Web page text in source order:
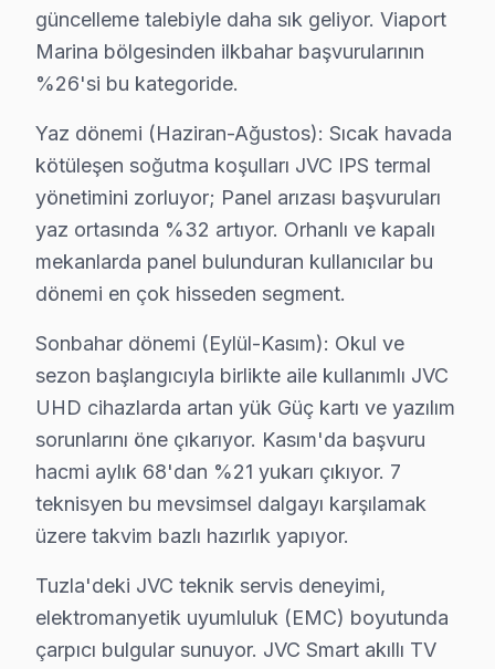
En Çok Etkilenilen Modeller:
JVC LT-50C660 serisi.
Bu sorunlar, Tuzla'daki JVC televizyon sahiplerinin
Akfırat'ta JVC TV Servisi
Akfırat Mahallesi, son yıllarda yapılan yeni binalarla
Anadolu'da JVC TV Servisi
Anadolu Mahallesi’nde, eski binalarda yaşayan pek
Aydınlı'da JVC TV Servisi
Aydınlı Mahallesi sakinleri, özellikle yaşlı binalarda
Aydınlı OSB'de JVC TV Servisi
Aydınlı OSB, ticari faaliyetlerin yoğun olduğu bir
Aydıntepe'de JVC TV Servisi
Cami'de JVC TV Servisi
Cami Mahallesi, özellikle eski yapılarla dolu.
güncelleme talebiyle daha sık geliyor. Viaport
Marina bölgesinden ilkbahar başvurularının
%26'si bu kategoride.
Yaz dönemi (Haziran-Ağustos): Sıcak havada
kötüleşen soğutma koşulları JVC IPS termal
yönetimini zorluyor; Panel arızası başvuruları
yaz ortasında %32 artıyor. Orhanlı ve kapalı
mekanlarda panel bulunduran kullanıcılar bu
dönemi en çok hisseden segment.
Sonbahar dönemi (Eylül-Kasım): Okul ve
sezon başlangıcıyla birlikte aile kullanımlı JVC
UHD cihazlarda artan yük Güç kartı ve yazılım
sorunlarını öne çıkarıyor. Kasım'da başvuru
hacmi aylık 68'dan %21 yukarı çıkıyor. 7
teknisyen bu mevsimsel dalgayı karşılamak
üzere takvim bazlı hazırlık yapıyor.
Tuzla'deki JVC teknik servis deneyimi,
elektromanyetik uyumluluk (EMC) boyutunda
çarpıcı bulgular sunuyor. JVC Smart akıllı TV